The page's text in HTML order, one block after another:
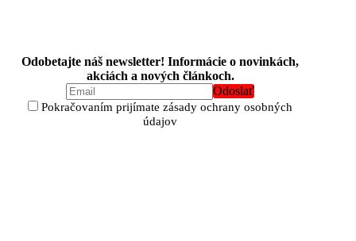
Odobetajte náš newsletter! Informácie o novinkách,
akciách a nových článkoch.
Pokračovaním prijímate zásady ochrany osobných
údajov